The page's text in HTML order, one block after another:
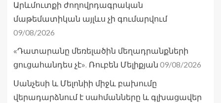
Արևմուտքի ժողովրդագրական
մաթեմատիկան այլևս չի գումարվում
09/08/2026
«Դատարանը մեռելածին մեղադրանքների
ցուցահանդես չէ». Ռուբեն Մելիքյան 09/08/2026
Սանչեսի և Մելոնիի միջև բախումը
վերադարձնում է սահմանները և գլխացավեր